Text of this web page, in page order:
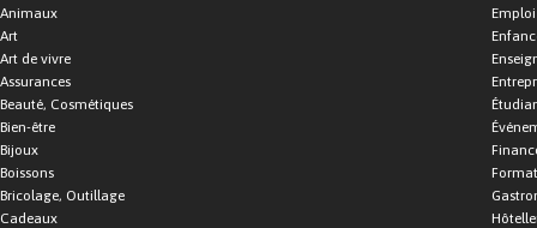
Animaux
Art
Art de vivre
Assurances
Beauté, Cosmétiques
Bien-être
Bijoux
Boissons
Bricolage, Outillage
Cadeaux
Emploi